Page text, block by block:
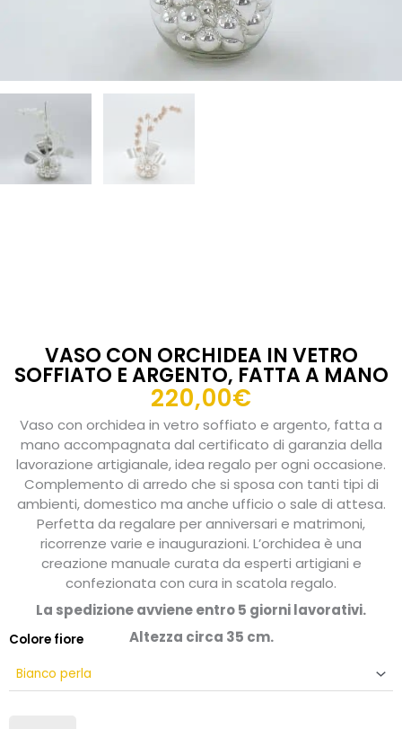
VASO CON ORCHIDEA IN VETRO
SOFFIATO E ARGENTO, FATTA A MANO
220,00€
Vaso con orchidea in vetro soffiato e argento, fatta a
mano accompagnata dal certificato di garanzia della
lavorazione artigianale, idea regalo per ogni occasione.
Complemento di arredo che si sposa con tanti tipi di
ambienti, domestico ma anche ufficio o sale di attesa.
Perfetta da regalare per anniversari e matrimoni,
ricorrenze varie e inaugurazioni. L’orchidea è una
creazione manuale curata da esperti artigiani e
confezionata con cura in scatola regalo.
La spedizione avviene entro 5 giorni lavorativi.
Altezza circa 35 cm.
Colore fiore
Vaso
con
orchidea